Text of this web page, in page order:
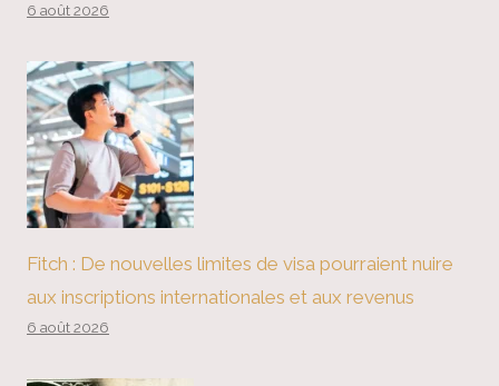
6 août 2026
Fitch : De nouvelles limites de visa pourraient nuire
aux inscriptions internationales et aux revenus
6 août 2026